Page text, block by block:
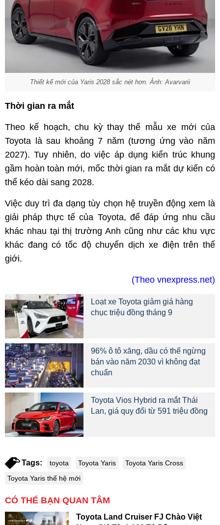
Thiết kế mới của Yaris 2028 sắc nét hơn. Ảnh: Avarvarii
Thời gian ra mắt
Theo kế hoạch, chu kỳ thay thế mẫu xe mới của
Toyota là sau khoảng 7 năm (tương ứng vào năm
2027). Tuy nhiên, do việc áp dụng kiến trúc khung
gầm hoàn toàn mới, mốc thời gian ra mắt dự kiến có
thể kéo dài sang 2028.
Việc duy trì đa dạng tùy chọn hệ truyền động xem là
giải pháp thực tế của Toyota, để đáp ứng nhu cầu
khác nhau tại thị trường Anh cũng như các khu vực
khác đang có tốc độ chuyển dịch xe điện trên thế
giới.
(Theo vnexpress.net)
Loạt xe Toyota giảm giá hàng
chục triệu đồng tháng 9
96% ô tô xăng, dầu có thể ngừng
bán vào năm 2030 vì không đạt
chuẩn
Toyota Vios Hybrid ra mắt Thái
Lan, giá quy đổi từ 591 triệu đồng
Tags: toyota Toyota Yaris
Toyota Yaris Cross
Toyota Yaris thế hệ mới
CÓ THỂ BẠN QUAN TÂM
Toyota Land Cruiser FJ Chào Việt